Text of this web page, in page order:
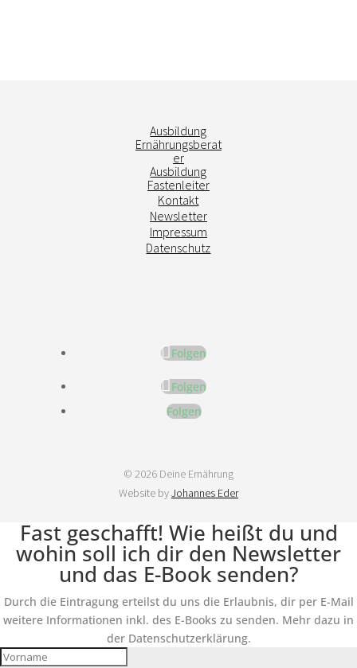
Ausbildung
Ernährungsberat
er
Ausbildung
Fastenleiter
Kontakt
Newsletter
Impressum
Datenschutz
Folgen
Folgen
Folgen
© 2026 Deine Ernährung
Website byJohannes Eder
Fast geschafft! Wie heißt du und
wohin soll ich dir den Newsletter
und das E-Book senden?
Durch die Eintragung erteilst du uns die Erlaubnis, dir per E-Mail
weitere Informationen inkl. des E-Books zu senden. Mehr dazu in
der Datenschutzerklärung.